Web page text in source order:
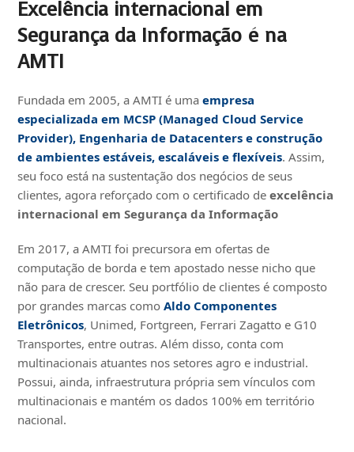
Excelência internacional em
Segurança da Informação é na
AMTI
Fundada em 2005, a AMTI é umaempresa
especializada em MCSP (Managed Cloud Service
Provider), Engenharia de Datacenters e construção
de ambientes estáveis, escaláveis e flexíveis. Assim,
seu foco está na sustentação dos negócios de seus
clientes, agora reforçado com o certificado deexcelência
internacional em Segurança da Informação
Em 2017, a AMTI foi precursora em ofertas de
computação de borda e tem apostado nesse nicho que
não para de crescer. Seu portfólio de clientes é composto
por grandes marcas comoAldo Componentes
Eletrônicos, Unimed, Fortgreen, Ferrari Zagatto e G10
Transportes, entre outras. Além disso, conta com
multinacionais atuantes nos setores agro e industrial.
Possui, ainda, infraestrutura própria sem vínculos com
multinacionais e mantém os dados 100% em território
nacional.